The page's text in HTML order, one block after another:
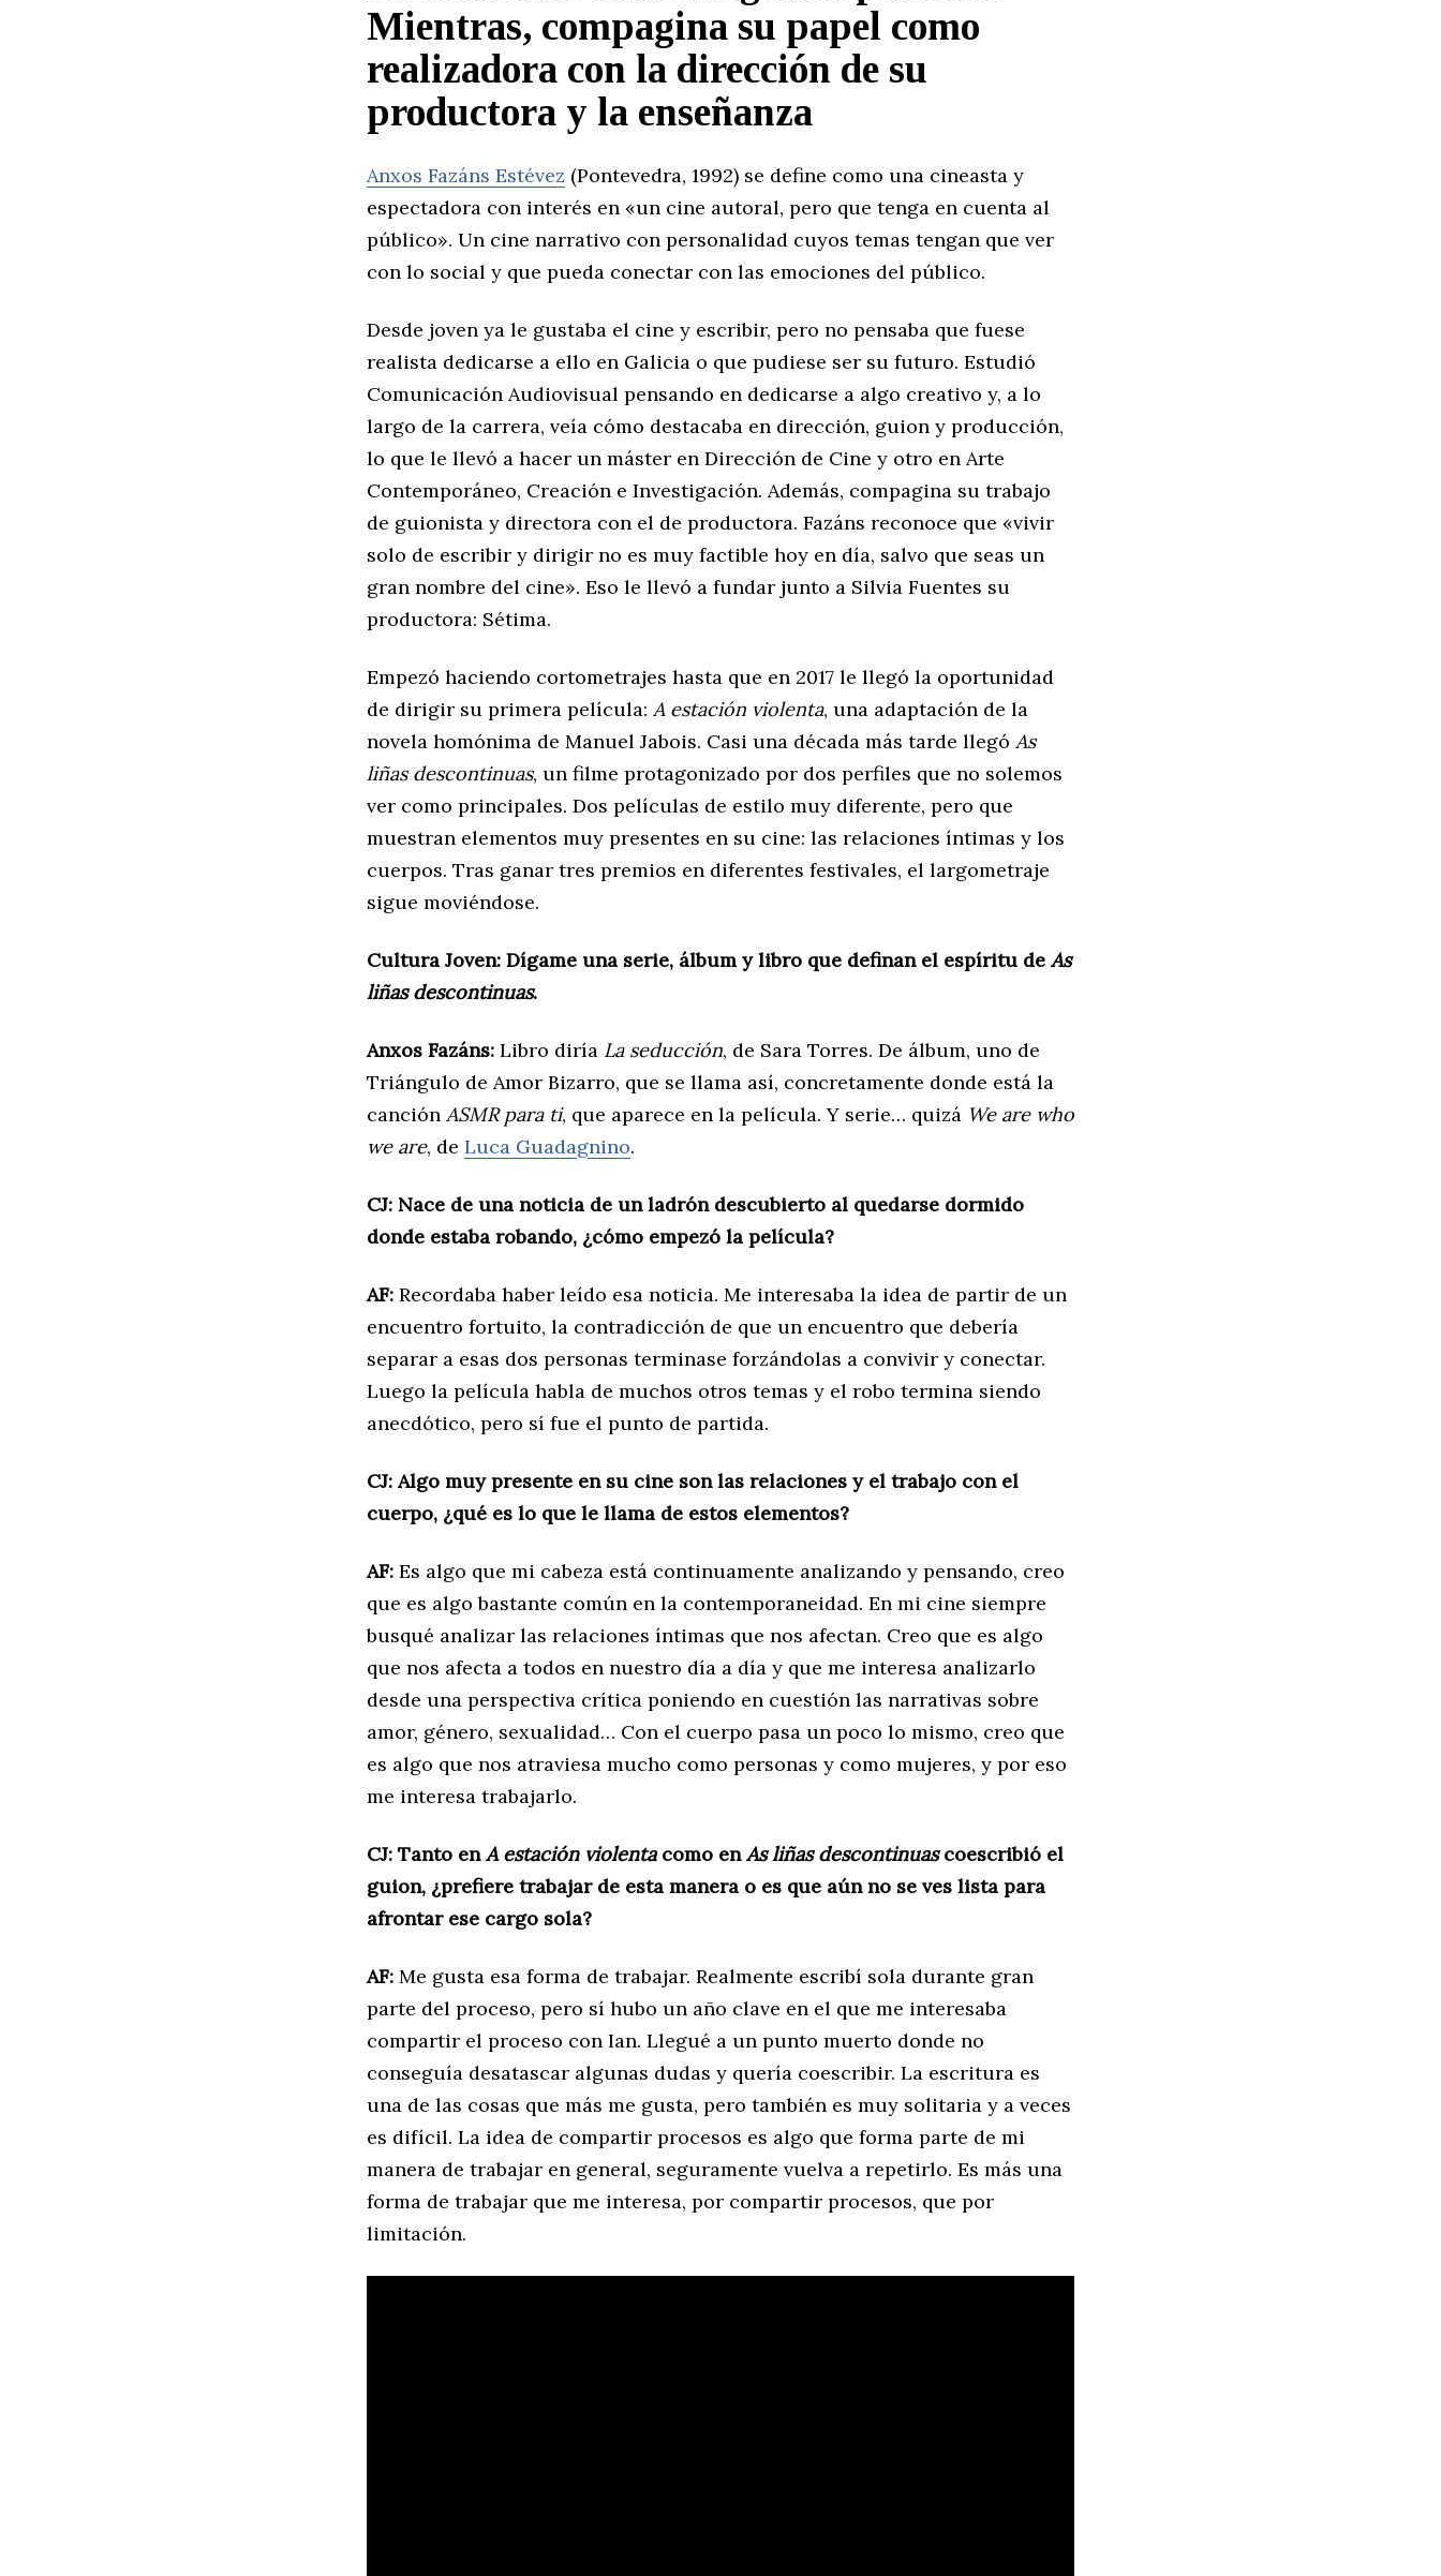
Mientras, compagina su papel como
realizadora con la dirección de su
productora y la enseñanza
Anxos Fazáns Estévez (Pontevedra, 1992) se define como una cineasta y
espectadora con interés en «un cine autoral, pero que tenga en cuenta al
público». Un cine narrativo con personalidad cuyos temas tengan que ver
con lo social y que pueda conectar con las emociones del público.
Desde joven ya le gustaba el cine y escribir, pero no pensaba que fuese
realista dedicarse a ello en Galicia o que pudiese ser su futuro. Estudió
Comunicación Audiovisual pensando en dedicarse a algo creativo y, a lo
largo de la carrera, veía cómo destacaba en dirección, guion y producción,
lo que le llevó a hacer un máster en Dirección de Cine y otro en Arte
Contemporáneo, Creación e Investigación. Además, compagina su trabajo
de guionista y directora con el de productora. Fazáns reconoce que «vivir
solo de escribir y dirigir no es muy factible hoy en día, salvo que seas un
gran nombre del cine». Eso le llevó a fundar junto a Silvia Fuentes su
productora: Sétima.
Empezó haciendo cortometrajes hasta que en 2017 le llegó la oportunidad
de dirigir su primera película: A estación violenta, una adaptación de la
novela homónima de Manuel Jabois. Casi una década más tarde llegó As
liñas descontinuas, un filme protagonizado por dos perfiles que no solemos
ver como principales. Dos películas de estilo muy diferente, pero que
muestran elementos muy presentes en su cine: las relaciones íntimas y los
cuerpos. Tras ganar tres premios en diferentes festivales, el largometraje
sigue moviéndose.
Cultura Joven: Dígame una serie, álbum y libro que definan el espíritu de As
liñas descontinuas.
Anxos Fazáns: Libro diría La seducción, de Sara Torres. De álbum, uno de
Triángulo de Amor Bizarro, que se llama así, concretamente donde está la
canción ASMR para ti, que aparece en la película. Y serie… quizá We are who
we are, de Luca Guadagnino.
CJ: Nace de una noticia de un ladrón descubierto al quedarse dormido
donde estaba robando, ¿cómo empezó la película?
AF: Recordaba haber leído esa noticia. Me interesaba la idea de partir de un
encuentro fortuito, la contradicción de que un encuentro que debería
separar a esas dos personas terminase forzándolas a convivir y conectar.
Luego la película habla de muchos otros temas y el robo termina siendo
anecdótico, pero sí fue el punto de partida.
CJ: Algo muy presente en su cine son las relaciones y el trabajo con el
cuerpo, ¿qué es lo que le llama de estos elementos?
AF: Es algo que mi cabeza está continuamente analizando y pensando, creo
que es algo bastante común en la contemporaneidad. En mi cine siempre
busqué analizar las relaciones íntimas que nos afectan. Creo que es algo
que nos afecta a todos en nuestro día a día y que me interesa analizarlo
desde una perspectiva crítica poniendo en cuestión las narrativas sobre
amor, género, sexualidad… Con el cuerpo pasa un poco lo mismo, creo que
es algo que nos atraviesa mucho como personas y como mujeres, y por eso
me interesa trabajarlo.
CJ: Tanto enA estación violenta como enAs liñas descontinuascoescribió el
guion, ¿prefiere trabajar de esta manera o es que aún no se ves lista para
afrontar ese cargo sola?
AF: Me gusta esa forma de trabajar. Realmente escribí sola durante gran
parte del proceso, pero sí hubo un año clave en el que me interesaba
compartir el proceso con Ian. Llegué a un punto muerto donde no
conseguía desatascar algunas dudas y quería coescribir. La escritura es
una de las cosas que más me gusta, pero también es muy solitaria y a veces
es difícil. La idea de compartir procesos es algo que forma parte de mi
manera de trabajar en general, seguramente vuelva a repetirlo. Es más una
forma de trabajar que me interesa, por compartir procesos, que por
limitación.